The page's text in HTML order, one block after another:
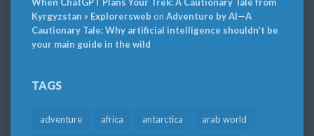
Kyrgyzstan » Explorersweb on Adventure by AI—A
Cautionary Tale: Why artificial intelligence shouldn’t be
your main guide in the wild
TAGS
adventure africa antarctica arab world